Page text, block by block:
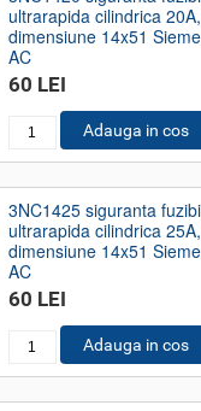
ultrarapida cilindrica
dimensiune 14x51
AC
60 LEI
Adauga in cos
3NC1425 siguranta
ultrarapida cilindrica
dimensiune 14x51
AC
60 LEI
Adauga in cos